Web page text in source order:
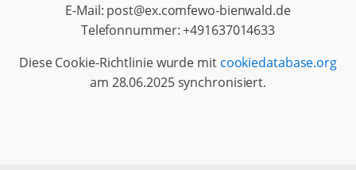
E-Mail: post@ex.comfewo-bienwald.de
Telefonnummer: +491637014633
Diese Cookie-Richtlinie wurde mit cookiedatabase.org
am 28.06.2025 synchronisiert.